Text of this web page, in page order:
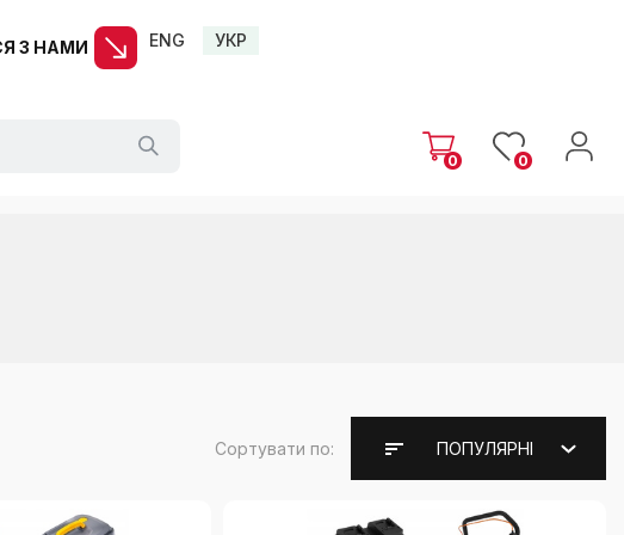
З НАМИ ENG УКР
0 0
Сортувати по: ПОПУЛЯРНІ